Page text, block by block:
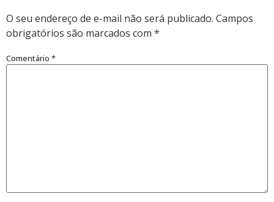
O seu endereço de e-mail não será publicado. Campos
obrigatórios são marcados com *
Comentário *